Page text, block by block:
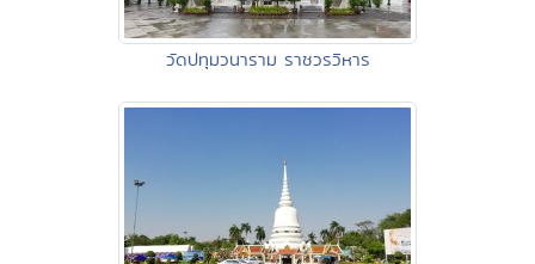
วัดปทุมวนาราม ราชวรวิหาร